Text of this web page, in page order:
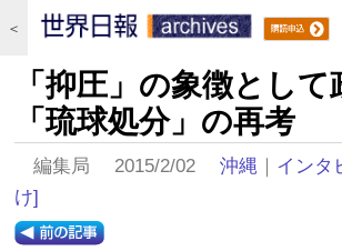
＜
「抑圧」の象徴として
「琉球処分」の再考
編集局 2015/2/02沖縄 ｜ インタ
け]